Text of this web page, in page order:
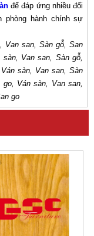
để đáp ứng nhiều đối
phòng hành chính sự
Van san, Sàn gỗ, San
Van san, Sàn gỗ,
sàn, Van san, Sàn
Ván sàn, Van san,
go